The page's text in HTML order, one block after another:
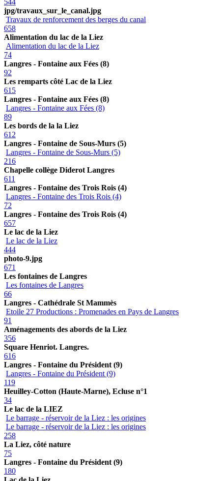
jpg/travaux_sur_le_canal.jpg
Travaux de renforcement des berges du canal
658
Alimentation du lac de la Liez
Alimentation du lac de la Liez
74
Langres - Fontaine aux Fées (8)
92
Les remparts côté Lac de la Liez
615
Langres - Fontaine aux Fées (8)
Langres - Fontaine aux Fées (8)
89
Les bords de la la Liez
612
Langres - Fontaine de Sous-Murs (5)
Langres - Fontaine de Sous-Murs (5)
216
Chapelle collège Diderot Langres
611
Langres - Fontaine des Trois Rois (4)
Langres - Fontaine des Trois Rois (4)
72
Langres - Fontaine des Trois Rois (4)
657
Le lac de la Liez
Le lac de la Liez
444
photo-9.jpg
671
Les fontaines de Langres
Les fontaines de Langres
66
Langres - Cathédrale St Mammès
Etoile 27 Productions : Promenades en Pays de Langres
91
Aménagements des abords de la Liez
356
Square Henriot. Langres.
616
Langres - Fontaine du Président (9)
Langres - Fontaine du Président (9)
119
Heuilley-Cotton (Haute-Marne), Ecluse n°1
34
Le lac de la LIEZ
Le barrage - réservoir de la Liez : les origines
Le barrage - réservoir de la Liez : les origines
258
La Liez, côté nature
75
Langres - Fontaine du Président (9)
180